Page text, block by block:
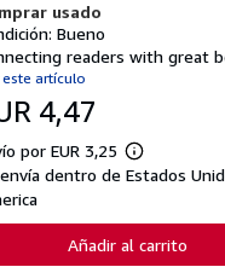
usado
Bueno
readers with great
este artículo
4,47
por EUR 3,25
M
á
f
dentro de Estados
Añadir al carrito